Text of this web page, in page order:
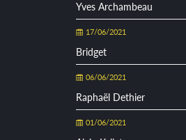
Yves Archambeau
17/06/2021
Bridget
06/06/2021
Raphaël Dethier
01/06/2021